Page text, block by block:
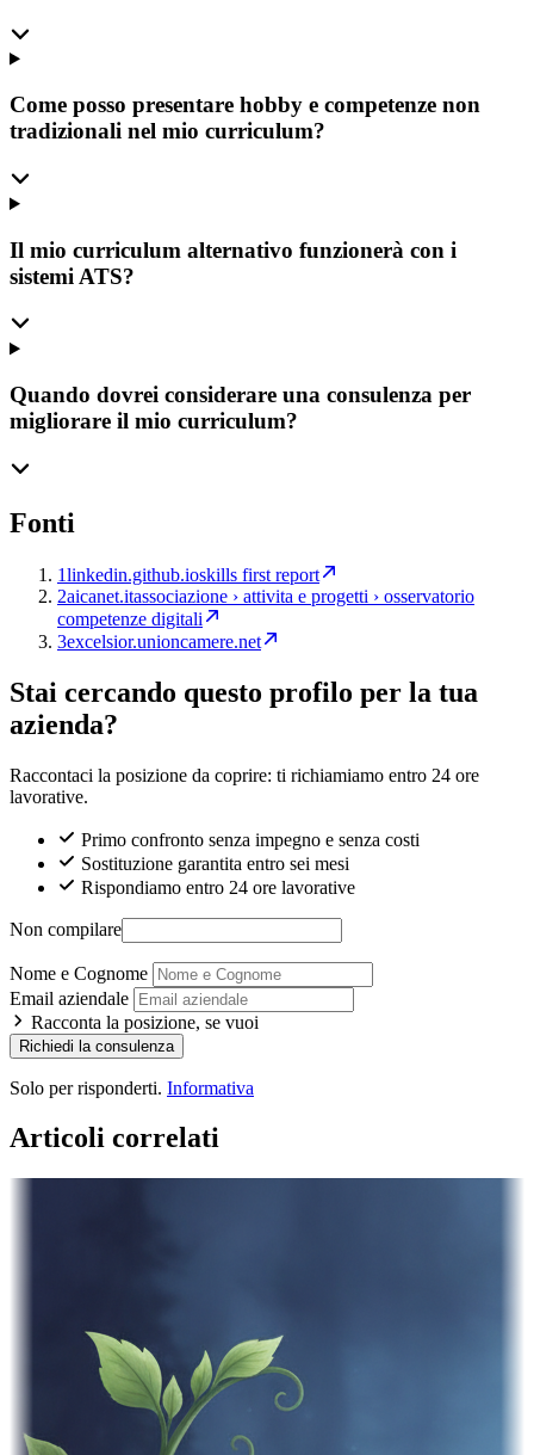
Come posso presentare hobby e competenze non
tradizionali nel mio curriculum?
Il mio curriculum alternativo funzionerà con i
sistemi ATS?
Quando dovrei considerare una consulenza per
migliorare il mio curriculum?
Fonti
1linkedin.github.ioskills first report
2aicanet.itassociazione › attivita e progetti › osservatorio
competenze digitali
3excelsior.unioncamere.net
Stai cercando questo profilo per la tua
azienda?
Raccontaci la posizione da coprire: ti richiamiamo entro 24 ore
lavorative.
Primo confronto senza impegno e senza costi
Sostituzione garantita entro sei mesi
Rispondiamo entro 24 ore lavorative
Non compilare
Nome e Cognome
Email aziendale
Racconta la posizione, se vuoi
Richiedi la consulenza
Solo per risponderti. Informativa
Articoli correlati